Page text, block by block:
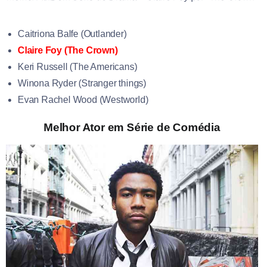
Caitriona Balfe (Outlander)
Claire Foy (The Crown)
Keri Russell (The Americans)
Winona Ryder (Stranger things)
Evan Rachel Wood (Westworld)
Melhor Ator em Série de Comédia